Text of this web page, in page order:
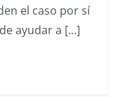
el caso por sí
ayudar a [...]